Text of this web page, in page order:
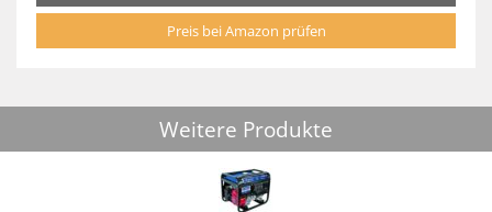
Preis bei Amazon prüfen
Weitere Produkte